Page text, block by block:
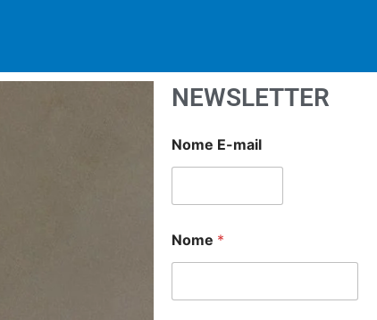
NEWSLETTER
Nome E-mail
Nome *